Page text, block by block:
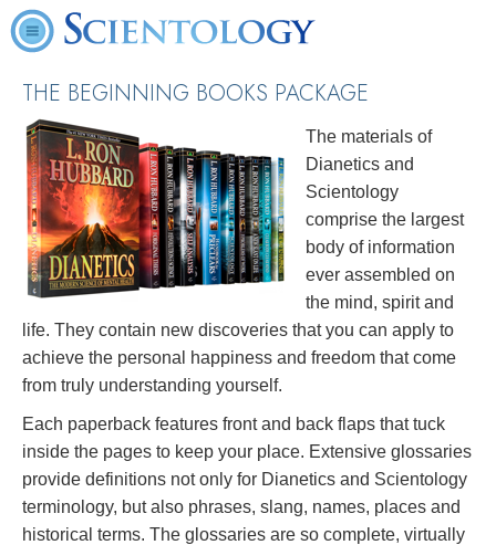
THE BEGINNING BOOKS PACKAGE
The materials of
Dianetics and
Scientology
comprise the largest
body of information
ever assembled on
the mind, spirit and
life. They contain new discoveries that you can apply to
achieve the personal happiness and freedom that come
from truly understanding yourself.
Each paperback features front and back flaps that tuck
inside the pages to keep your place. Extensive glossaries
provide definitions not only for Dianetics and Scientology
terminology, but also phrases, slang, names, places and
historical terms. The glossaries are so complete, virtually